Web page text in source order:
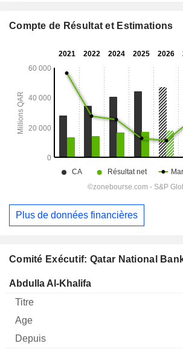
Comité Exécutif: Qatar National
Dirigeant Titre Age
Abdulla Al-Khalifa
Compte de Résultat et Estimations
Plus de données financières